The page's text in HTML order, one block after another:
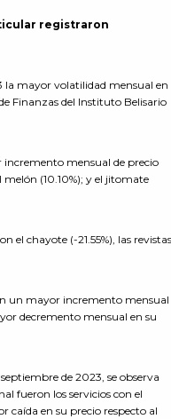
registraron
la mayor volatilidad mensual en
Finanzas del Instituto Belisario
incremento mensual de precio
melón (10.10%); y el jitomate
el chayote (-21.55%), las revistas
un mayor incremento mensual
decremento mensual en su
de 2023, se observa
fueron los servicios con el
caída en su precio respecto al